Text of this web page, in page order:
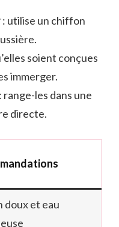
: utilise un chiffon
soient conçues
immerger.
: range-les dans une
directe.
doux et eau